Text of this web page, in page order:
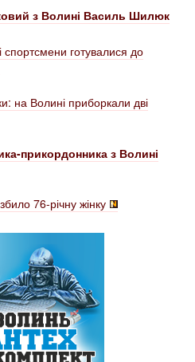
з Волині Василь Шилюк
спортсмени готувалися до
на Волині приборкали дві
прикордонника з Волині
76-річну жінку